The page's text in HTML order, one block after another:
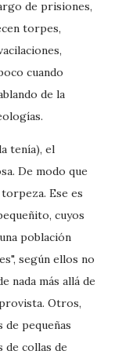
de prisiones,
torpes,
cuando
de la
tenía), el
De modo que
Ese es
cuyos
población
según ellos no
nada más allá de
Otros,
de pequeñas
de collas de